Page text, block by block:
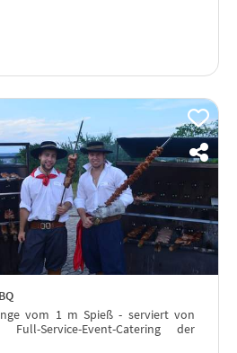
vom 1 m Spieß - serviert von
Service-Event-Catering der